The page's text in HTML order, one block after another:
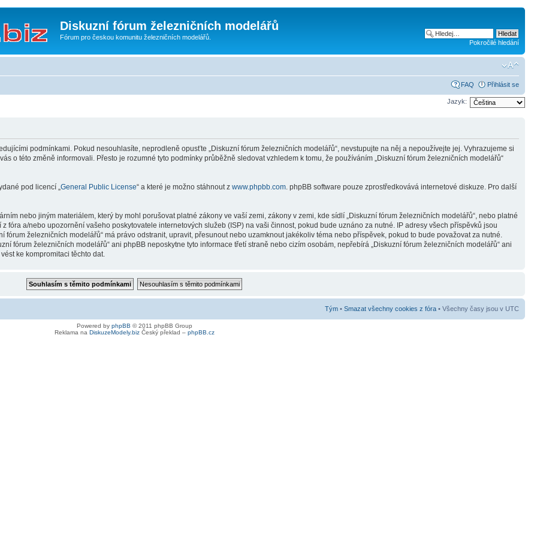
Diskuzní fórum železničních modelářů
Fórum pro českou komunitu železničních modelářů.
Pokročilé hledání
FAQ Přihlásit se
Jazyk:
podmínkami. Pokud nesouhlasíte, neprodleně opusťte „Diskuzní fórum železničních modelářů“, nevstupujte na něj a nepoužívejte jej. Vyhrazujeme si
o této změně informovali. Přesto je rozumné tyto podmínky průběžně sledovat vzhledem k tomu, že používáním „Diskuzní fórum železničních modelářů“
pod licencí „General Public License“ a které je možno stáhnout z www.phpbb.com. phpBB software pouze zprostředkovává internetové diskuze. Pro další
nebo jiným materiálem, který by mohl porušovat platné zákony ve vaší zemi, zákony v zemi, kde sídlí „Diskuzní fórum železničních modelářů“, nebo platné
fóra a/nebo upozornění vašeho poskytovatele internetových služeb (ISP) na vaši činnost, pokud bude uznáno za nutné. IP adresy všech příspěvků jsou
železničních modelářů“ má právo odstranit, upravit, přesunout nebo uzamknout jakékoliv téma nebo příspěvek, pokud to bude považovat za nutné.
fórum železničních modelářů“ ani phpBB neposkytne tyto informace třetí straně nebo cizím osobám, nepřebírá „Diskuzní fórum železničních modelářů“ ani
ke kompromitaci těchto dat.
Tým • Smazat všechny cookies z fóra • Všechny časy jsou v UTC
Powered by phpBB © 2011 phpBB Group
Reklama na DiskuzeModely.bizČeský překlad – phpBB.cz